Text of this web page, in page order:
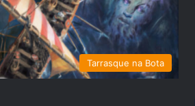
Tarrasque na Bota